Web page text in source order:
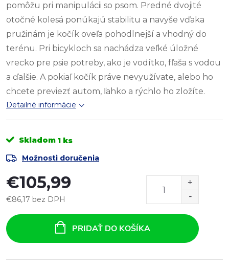
pomôžu pri manipulácii so psom. Predné dvojité
otočné kolesá ponúkajú stabilitu a navyše vďaka
pružinám je kočík oveľa pohodlnejší a vhodný do
terénu. Pri bicykloch sa nachádza veľké úložné
vrecko pre psie potreby, ako je vodítko, fľaša s vodou
a ďalšie. A pokiaľ kočík práve nevyužívate, alebo ho
chcete previezť autom, ľahko a rýchlo ho zložíte.
Detailné informácie
Skladom 1 ks
Možnosti doručenia
€105,99
€86,17 bez DPH
cena:
PRIDAŤ DO KOŠÍKA